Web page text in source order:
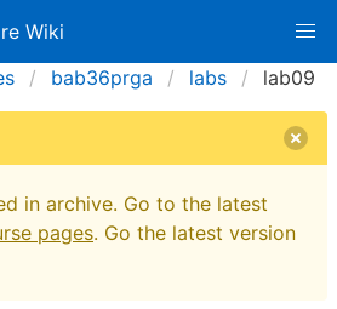
Wiki
bab36prga labs lab09
in archive. Go to the latest
pages. Go the latest version